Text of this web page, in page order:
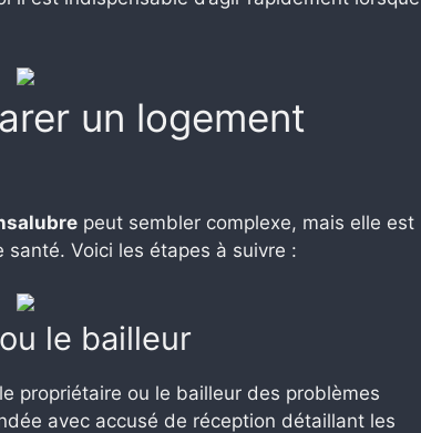
un logement
peut sembler complexe, mais elle est
Voici les étapes à suivre :
le bailleur
propriétaire ou le bailleur des problèmes
avec accusé de réception détaillant les